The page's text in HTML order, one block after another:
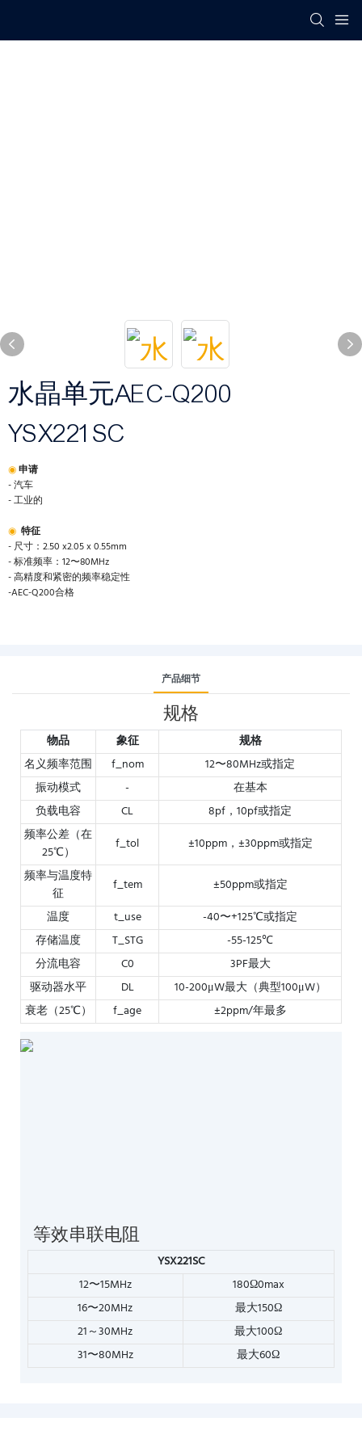
水晶单元AEC-Q200
YSX221SC
◉申请
- 汽车
- 工业的
◉ 特征
- 尺寸：2.50 x2.05 x 0.55mm
- 标准频率：12〜80MHz
- 高精度和紧密的频率稳定性
-AEC-Q200合格
产品细节
规格
物品 象征
规格
名义频率范围
f_nom
12〜80MHz或指定
振动模式
-
在基本
负载电容
CL
8pf，10pf或指定
频率公差（在
25℃）
f_tol
±10ppm，±30ppm或指定
频率与温度特
征
f_tem
±50ppm或指定
温度
t_use
-40〜+125℃或指定
存储温度
T_STG
-55-125℃
分流电容
C0
3PF最大
驱动器水平
DL
10-200μW最大（典型100μW）
衰老（25℃）
f_age ±2ppm/年最多
等效串联电阻
YSX221SC
12〜15MHz
180Ω0max
16〜20MHz
最大150Ω
21～30MHz
最大100Ω
31〜80MHz
最大60Ω